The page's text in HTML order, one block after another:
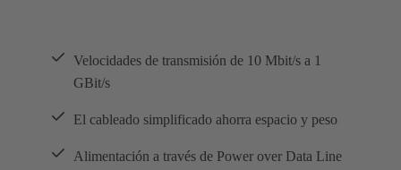
Velocidades de transmisión de 10 Mbit/s a 1
GBit/s
El cableado simplificado ahorra espacio y peso
Alimentación a través de Power over Data Line